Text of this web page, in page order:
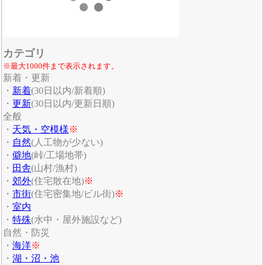
カテゴリ
※最大1000件まで表示されます。
新着・更新
・ 新着(30日以内/新着順)
・ 更新(30日以内/更新日順)
全般
・ 天気・空模様※
・ 自然(人工物が少ない)
・ 僻地(峠/工場地帯)
・ 田舎(山村/漁村)
・ 郊外(住宅散在地)※
・ 市街(住宅密集地/ビル街)※
・ 室内
・ 特殊(水中・屋外施設など)
自然・防災
・ 海洋※
・ 湖・沼・池